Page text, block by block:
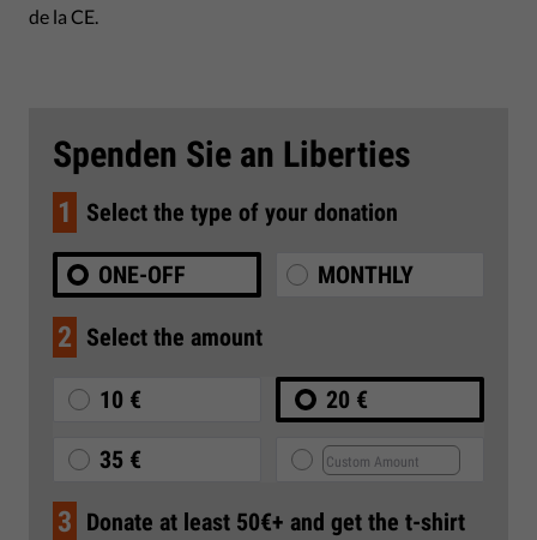
de la CE.
Spenden Sie an Liberties
1 Select the type of your donation
ONE-OFF MONTHLY
2 Select the amount
10 € 20 €
35 €
3 Donate at least 50€+ and get the t-shirt